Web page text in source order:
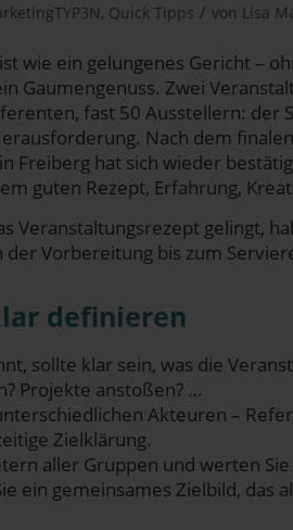
, Quick Tipps / von Lisa
wie ein gelun­ge­nes Gericht –
Gau­men­ge­nuss. Zwei
fast 50 Aus­stel­lern: der
Nach dem fina­len
in Frei­berg hat sich wie­der
guten Rezept, Erfah­rung,
Ver­an­stal­tungs­re­zept gelingt,
Vor­be­rei­tung bis zum
definieren
soll­te klar sein, was die
Pro­jek­te anstoßen? …
Akteu­ren –
Zielklärung.
aller Grup­pen und wer­ten
ein gemein­sa­mes Ziel­bild, das